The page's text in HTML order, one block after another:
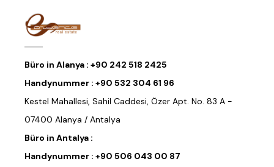
Büro in Alanya : +90 242 518 2425
Handynummer : +90 532 304 61 96
Kestel Mahallesi, Sahil Caddesi, Özer Apt. No. 83 A -
07400 Alanya / Antalya
Büro in Antalya :
Handynummer : +90 506 043 00 87